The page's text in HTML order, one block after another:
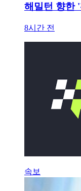
해밀턴 향한
8시간 전
속보